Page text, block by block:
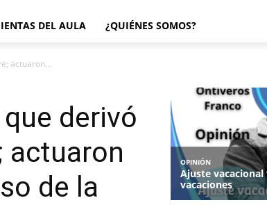
DEL AULA ¿QUIÉNES SOMOS?
actuaron...
derivó
actuaron
de la